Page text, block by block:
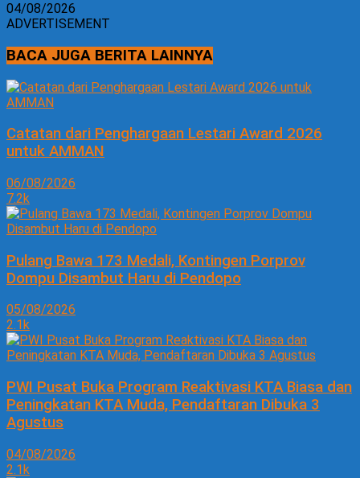
04/08/2026
ADVERTISEMENT
BACA JUGA BERITA LAINNYA
Catatan dari Penghargaan Lestari Award 2026
untuk AMMAN
06/08/2026
7.2k
Pulang Bawa 173 Medali, Kontingen Porprov
Dompu Disambut Haru di Pendopo
05/08/2026
2.1k
PWI Pusat Buka Program Reaktivasi KTA Biasa dan
Peningkatan KTA Muda, Pendaftaran Dibuka 3
Agustus
04/08/2026
2.1k